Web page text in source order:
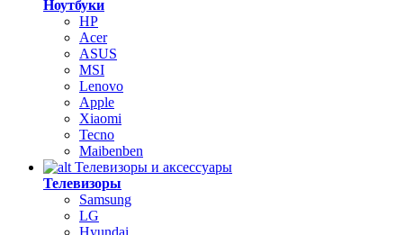
Ноутбуки
HP
Acer
ASUS
MSI
Lenovo
Apple
Xiaomi
Tecno
Maibenben
Телевизоры и аксессуары
Телевизоры
Samsung
LG
Hyundai